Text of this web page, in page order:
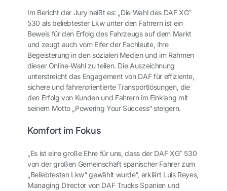
Im Bericht der Jury heißt es: „Die Wahl des DAF XG⁺
530 als beliebtester Lkw unter den Fahrern ist ein
Beweis für den Erfolg des Fahrzeugs auf dem Markt
und zeugt auch vom Eifer der Fachleute, ihre
Begeisterung in den sozialen Medien und im Rahmen
dieser Online-Wahl zu teilen. Die Auszeichnung
unterstreicht das Engagement von DAF für effiziente,
sichere und fahrerorientierte Transportlösungen, die
den Erfolg von Kunden und Fahrern im Einklang mit
seinem Motto „Powering Your Success“ steigern.
Komfort im Fokus
„Es ist eine große Ehre für uns, dass der DAF XG⁺ 530
von der großen Gemeinschaft spanischer Fahrer zum
„Beliebtesten Lkw“ gewählt wurde“, erklärt Luis Reyes,
Managing Director von DAF Trucks Spanien und